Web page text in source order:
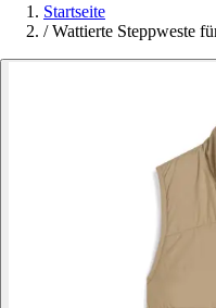
Startseite
/ Wattierte Steppweste